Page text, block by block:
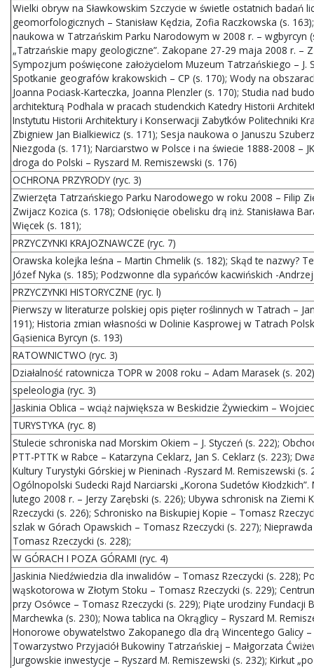
Wielki obryw na Sławkowskim Szczycie w świetle ostatnich badań
geomorfologicznych – Stanisław Kędzia, Zofia Raczkowska (s.
naukowa w Tatrzańskim Parku Narodowym w 2008 r. – wgbyrcyn
„Tatrzańskie mapy geologiczne”. Zakopane 27-29 maja 2008 r. –
Sympozjum poświęcone założycielom Muzeum Tatrzańskiego – J.
Spotkanie geografów krakowskich – CP (s. 170); Wody na
Joanna Pociask-Karteczka, Joanna Plenzler (s. 170); Studia nad
architekturą Podhala w pracach studenckich Katedry Historii
Instytutu Historii Architektury i Konserwacji Zabytków Politechniki
Zbigniew Jan Bialkiewicz (s. 171); Sesja naukowa o Januszu
Niezgoda (s. 171); Narciarstwo w Polsce i na świecie 1888-2008 –
droga do Polski – Ryszard M. Remiszewski (s. 176)
OCHRONA PRZYRODY (ryc. 3)
Zwierzęta Tatrzańskiego Parku Narodowego w roku 2008 – Filip
Zwijacz Kozica (s. 178); Odsłonięcie obelisku drą inż. Stanisława
Więcek (s. 181);
PRZYCZYNKI KRAJOZNAWCZE (ryc. 7)
Orawska kolejka leśna – Martin Chmelik (s. 182); Skąd te nazwy?
Józef Nyka (s. 185); Podzwonne dla sypańców kacwińskich -
PRZYCZYNKI HISTORYCZNE (ryc. l)
Pierwszy w literaturze polskiej opis pięter roślinnych w Tatrach –
191); Historia zmian własności w Dolinie Kasprowej w Tatrach
Gąsienica Byrcyn (s. 193)
RATOWNICTWO (ryc. 3)
Działalność ratownicza TOPR w 2008 roku – Adam Marasek (s. 202)
speleologia (ryc. 3)
Jaskinia Oblica – wciąż największa w Beskidzie Żywieckim –
TURYSTYKA (ryc. 8)
Stulecie schroniska nad Morskim Okiem – J. Styczeń (s. 222);
PTT-PTTK w Rabce – Katarzyna Ceklarz, Jan S. Ceklarz (s. 223);
Kultury Turystyki Górskiej w Pieninach -Ryszard M. Remiszewski (s.
Ogólnopolski Sudecki Rajd Narciarski „Korona Sudetów
lutego 2008 r. – Jerzy Zarębski (s. 226); Ubywa schronisk na Ziemi
Rzeczycki (s. 226); Schronisko na Biskupiej Kopie – Tomasz
szlak w Górach Opawskich – Tomasz Rzeczycki (s. 227);
Tomasz Rzeczycki (s. 228);
W GÓRACH I POZA GÓRAMI (ryc. 4)
Jaskinia Niedźwiedzia dla inwalidów – Tomasz Rzeczycki (s. 228);
wąskotorowa w Złotym Stoku – Tomasz Rzeczycki (s. 229);
przy Osówce – Tomasz Rzeczycki (s. 229); Piąte urodziny Fundacji
Marchewka (s. 230); Nowa tablica na Okrąglicy – Ryszard M.
Honorowe obywatelstwo Zakopanego dla drą Wincentego Galicy –
Towarzystwo Przyjaciół Bukowiny Tatrzańskiej – Małgorzata
Jurgowskie inwestycje – Ryszard M. Remiszewski (s. 232); Kirkut